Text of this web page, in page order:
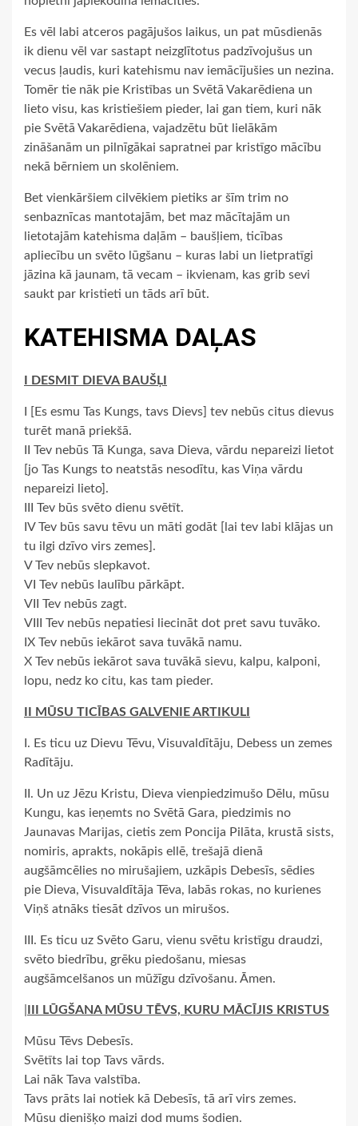
Es vēl labi atceros pagājušos laikus, un pat mūsdienās
ik dienu vēl var sastapt neizglītotus padzīvojušus un
vecus ļaudis, kuri katehismu nav iemācījušies un nezina.
Tomēr tie nāk pie Kristības un Svētā Vakarēdiena un
lieto visu, kas kristiešiem pieder, lai gan tiem, kuri nāk
pie Svētā Vakarēdiena, vajadzētu būt lielākām
zināšanām un pilnīgākai sapratnei par kristīgo mācību
nekā bērniem un skolēniem.
Bet vienkāršiem cilvēkiem pietiks ar šīm trim no
senbaznīcas mantotajām, bet maz mācītajām un
lietotajām katehisma daļām – baušļiem, ticības
apliecību un svēto lūgšanu – kuras labi un lietpratīgi
jāzina kā jaunam, tā vecam – ikvienam, kas grib sevi
saukt par kristieti un tāds arī būt.
KATEHISMA DAĻAS
I DESMIT DIEVA BAUŠĻI
I [Es esmu Tas Kungs, tavs Dievs] tev nebūs citus dievus
turēt manā priekšā.
II Tev nebūs Tā Kunga, sava Dieva, vārdu nepareizi lietot
[jo Tas Kungs to neatstās nesodītu, kas Viņa vārdu
nepareizi lieto].
III Tev būs svēto dienu svētīt.
IV Tev būs savu tēvu un māti godāt [lai tev labi klājas un
tu ilgi dzīvo virs zemes].
V Tev nebūs slepkavot.
VI Tev nebūs laulību pārkāpt.
VII Tev nebūs zagt.
VIII Tev nebūs nepatiesi liecināt dot pret savu tuvāko.
IX Tev nebūs iekārot sava tuvākā namu.
X Tev nebūs iekārot sava tuvākā sievu, kalpu, kalponi,
lopu, nedz ko citu, kas tam pieder.
II MŪSU TICĪBAS GALVENIE ARTIKULI
I. Es ticu uz Dievu Tēvu, Visuvaldītāju, Debess un zemes
Radītāju.
II. Un uz Jēzu Kristu, Dieva vienpiedzimušo Dēlu, mūsu
Kungu, kas ieņemts no Svētā Gara, piedzimis no
Jaunavas Marijas, cietis zem Poncija Pilāta, krustā sists,
nomiris, aprakts, nokāpis ellē, trešajā dienā
augšāmcēlies no mirušajiem, uzkāpis Debesīs, sēdies
pie Dieva, Visuvaldītāja Tēva, labās rokas, no kurienes
Viņš atnāks tiesāt dzīvos un mirušos.
III. Es ticu uz Svēto Garu, vienu svētu kristīgu draudzi,
svēto biedrību, grēku piedošanu, miesas
augšāmcelšanos un mūžīgu dzīvošanu. Āmen.
III LŪGŠANA MŪSU TĒVS, KURU MĀCĪJIS KRISTUS
Mūsu Tēvs Debesīs.
Svētīts lai top Tavs vārds.
Lai nāk Tava valstība.
Tavs prāts lai notiek kā Debesīs, tā arī virs zemes.
Mūsu dienišķo maizi dod mums šodien.